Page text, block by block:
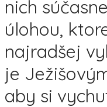
nich
úlohou,
najradšej
je
aby si